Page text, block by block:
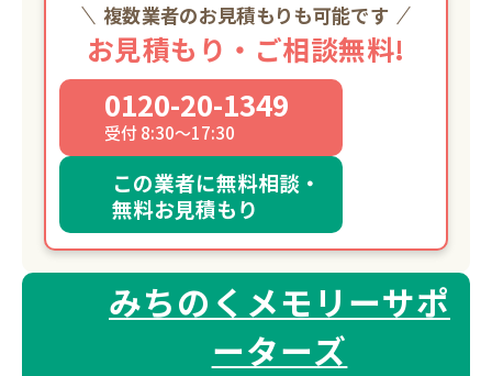
複数業者のお見積もりも可能です
お見積もり・ご相談無料!
0120-20-1349
受付 8:30～17:30
この業者に無料相談・
無料お見積もり
みちのくメモリーサポ
ーターズ